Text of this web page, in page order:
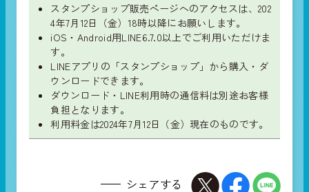
スタンプショップ販売ページへのアクセスは、202
4年7月12日（金）18時以降にお願いします。
iOS・Android用LINE6.7.0以上でご利用いただけま
す。
LINEアプリの「スタンプショップ」から購入・ダ
ウンロードできます。
ダウンロード・LINE利用時の通信料は別途お客様
負担となります。
利用料金は2024年7月12日（金）現在のものです。
シェアする